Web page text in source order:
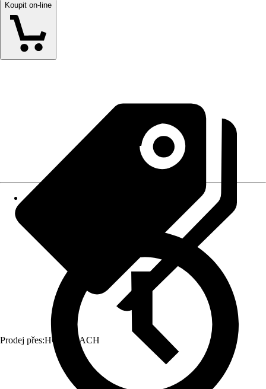
Koupit on-line
Prodej přes:HORNBACH